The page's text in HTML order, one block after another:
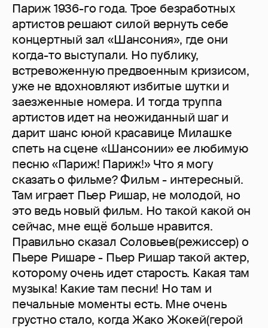
Париж 1936-го года. Трое безработных
артистов решают силой вернуть себе
концертный зал «Шансония», где они
когда-то выступали. Но публику,
встревоженную предвоенным кризисом,
уже не вдохновляют избитые шутки и
заезженные номера. И тогда труппа
артистов идет на неожиданный шаг и
дарит шанс юной красавице Милашке
спеть на сцене «Шансонии» ее любимую
песню «Париж! Париж!» Что я могу
сказать о фильме? Фильм - интересный.
Там играет Пьер Ришар, не молодой, но
это ведь новый фильм. Но такой какой он
сейчас, мне ещё больше нравится.
Правильно сказал Соловьев(режиссер) о
Пьере Ришаре - Пьер Ришар такой актер,
которому очень идет старость. Какая там
музыка! Какие там песни! Но там и
печальные моменты есть. Мне очень
грустно стало, когда Жако Жокей(герой